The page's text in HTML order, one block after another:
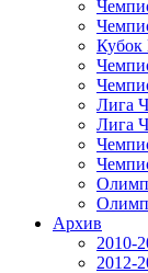
Лига
Лига
Архив
2010-
2012-